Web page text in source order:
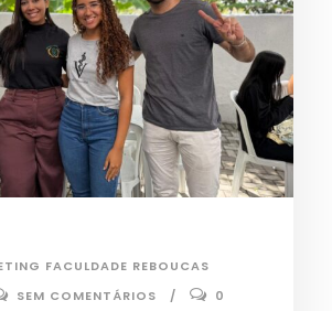
FACULDADE REBOUCAS
SEM COMENTÁRIOS 0